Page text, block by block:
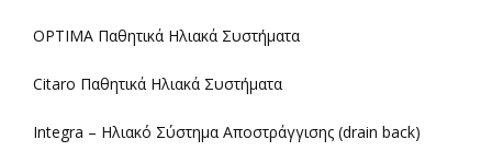
OPTIMA Παθητικά Ηλιακά Συστήματα
Citaro Παθητικά Ηλιακά Συστήματα
Integra – Ηλιακό Σύστημα Αποστράγγισης (drain back)